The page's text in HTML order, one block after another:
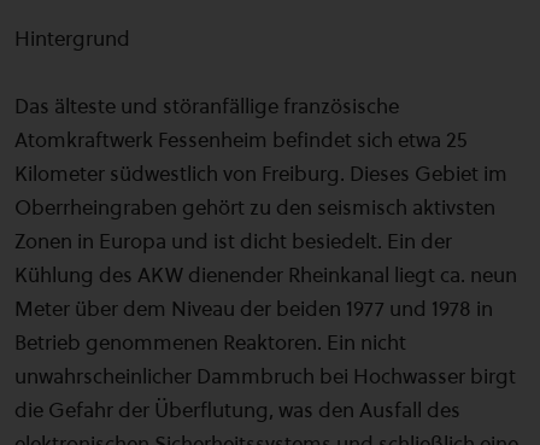
Hintergrund
Das älteste und störanfällige französische
Atomkraftwerk Fessenheim befindet sich etwa 25
Kilometer südwestlich von Freiburg. Dieses Gebiet im
Oberrheingraben gehört zu den seismisch aktivsten
Zonen in Europa und ist dicht besiedelt. Ein der
Kühlung des AKW dienender Rheinkanal liegt ca. neun
Meter über dem Niveau der beiden 1977 und 1978 in
Betrieb genommenen Reaktoren. Ein nicht
unwahrscheinlicher Dammbruch bei Hochwasser birgt
die Gefahr der Überflutung, was den Ausfall des